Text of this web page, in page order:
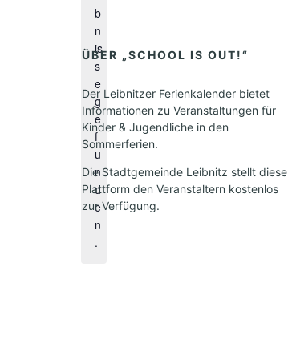
n
w
e
i
s
b
n
is
s
e
g
e
f
u
n
d
e
n
.
ÜBER „SCHOOL IS OUT!“
Der Leibnitzer Ferienkalender bietet
Informationen zu Veranstaltungen für
Kinder & Jugendliche in den
Sommerferien.
Die Stadtgemeinde Leibnitz stellt diese
Plattform den Veranstaltern kostenlos
zur Verfügung.